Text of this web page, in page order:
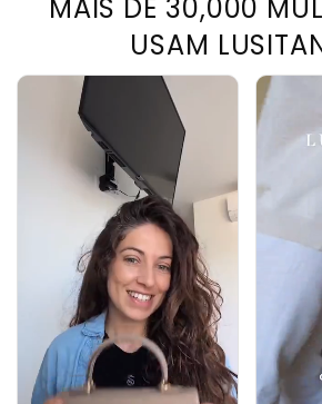
MAIS DE 30,000
USAM